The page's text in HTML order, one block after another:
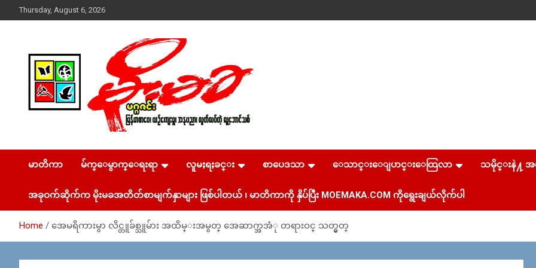
to
Thursday, August 6, 2026
MoeMaKa Burmese
News & Media
ယ္ေရး – အမွတ္ ၂၅၄၊ ပထပ္၊ လမ္း ၄၀၊ ေက်ာက္တံတား၊ ရန္ကုန္။
(ဖုုံး – ၀၉ ၂၅၂ ၂၄၉ ၀၉၄ ၊ ၀၉ ၄၂၁ ၇၄၃ ၇၅၃ ၊ ၀၉ ၅၀၄ ၁၀ ၅၈)
ျဖန္႔ခ်ိေရး – ဆိပ္ကမ္းသာစာေပ – အမွတ္ ၁၃ / ၃၈ လမ္း။ ပ
လာဇာေစ်းသစ္ ။ ၀၉ ၇၈၆၈၃၇ ၃၀၅ / ၀၉ ၉၆၃၆၉၉၈၃၄
မာတိကာ မ်က္ေမွာက္ေရးရာ လူမႈရႈခင္း စာပေဒသာ ေသာင္းေျပာင္းေထြလာ သမိုင္းနဲ႔ အ
အခုဝက်ဆိုက်က မိုးမခအတိတ်စာမျက်နှာများ ဖြစ်ပါတယ် ၊ မာတိကာကို နှိပ်ပြီး MOEMAKA.COM ကိုရွေးချယ်လိုက်ပါ
Home အေမရိကားမွာ လိင္တူခ်စ္သူမ်ား အထိမ္းအမွတ္ အေဆာက္အအံု တရားဝင္ သတ္မွတ္